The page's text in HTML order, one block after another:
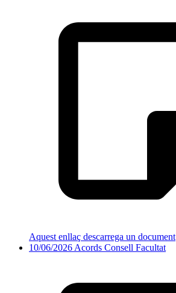
Aquest enllaç descarrega un document
10/06/2026 Acords Consell Facultat